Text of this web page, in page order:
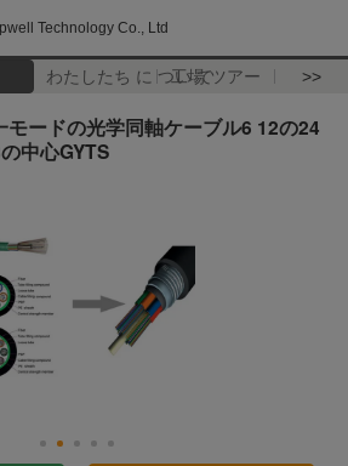
Technology Co., Ltd
わたしたち に つい て工場 ツアー >>
ードの光学同軸ケーブル6 12の24
中心GYTS